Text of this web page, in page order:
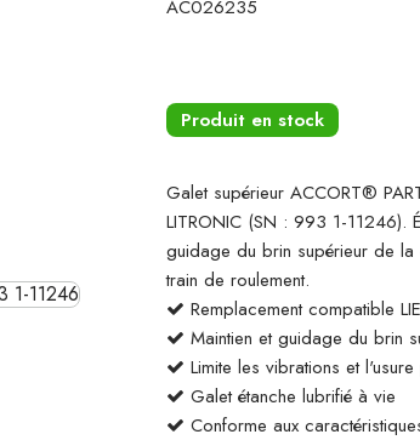
AC026235
Produit en stock
Galet supérieur ACCORT®
LITRONIC (SN : 993 1-11246).
guidage du brin supérieur de la
train de roulement.
Remplacement compatible
Maintien et guidage du brin
Limite les vibrations et
Galet étanche lubrifié à vie
Conforme aux